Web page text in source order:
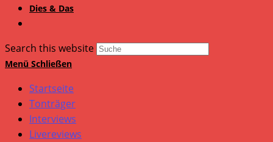
Dies & Das
Search this website
Menü Schließen
Startseite
Tonträger
Interviews
Livereviews